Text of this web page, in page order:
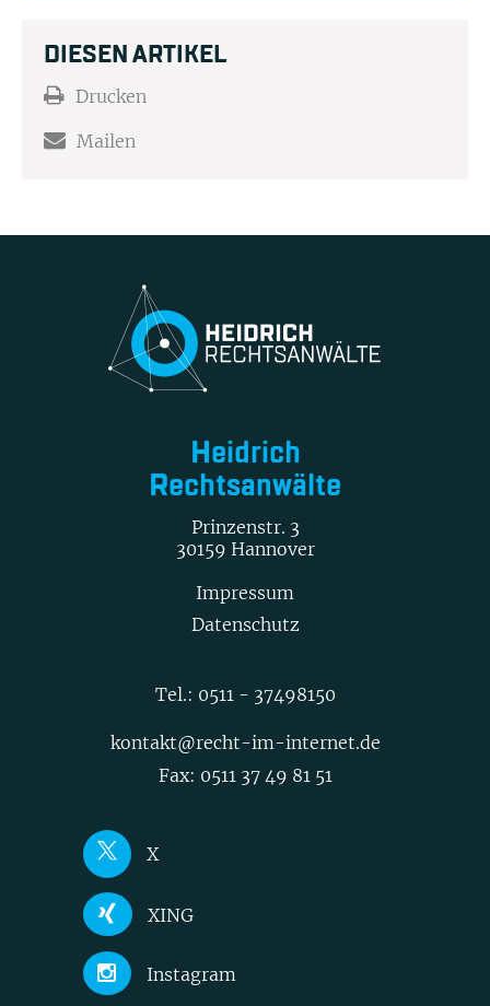
DIESEN ARTIKEL
Drucken
Mailen
Heidrich
Rechtsanwälte
Prinzenstr. 3
30159 Hannover
Impressum
Datenschutz
Tel.: 0511 - 37498150
kontakt@recht-im-internet.de
Fax: 0511 37 49 81 51
X
Joerg Heidrich
Nick Akinci
XING
Joerg Heidrich
Instagram